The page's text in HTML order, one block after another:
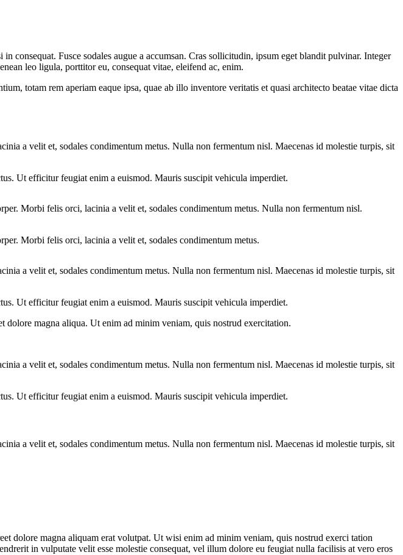
consequat. Fusce sodales augue a accumsan. Cras sollicitudin, ipsum eget blandit pulvinar. Integer
leo ligula, porttitor eu, consequat vitae, eleifend ac, enim.
totam rem aperiam eaque ipsa, quae ab illo inventore veritatis et quasi architecto beatae vitae dicta
a velit et, sodales condimentum metus. Nulla non fermentum nisl. Maecenas id molestie turpis, sit
Ut efficitur feugiat enim a euismod. Mauris suscipit vehicula imperdiet.
Morbi felis orci, lacinia a velit et, sodales condimentum metus. Nulla non fermentum nisl.
Morbi felis orci, lacinia a velit et, sodales condimentum metus.
a velit et, sodales condimentum metus. Nulla non fermentum nisl. Maecenas id molestie turpis, sit
Ut efficitur feugiat enim a euismod. Mauris suscipit vehicula imperdiet.
magna aliqua. Ut enim ad minim veniam, quis nostrud exercitation.
a velit et, sodales condimentum metus. Nulla non fermentum nisl. Maecenas id molestie turpis, sit
Ut efficitur feugiat enim a euismod. Mauris suscipit vehicula imperdiet.
a velit et, sodales condimentum metus. Nulla non fermentum nisl. Maecenas id molestie turpis, sit
dolore magna aliquam erat volutpat. Ut wisi enim ad minim veniam, quis nostrud exerci tation
in vulputate velit esse molestie consequat, vel illum dolore eu feugiat nulla facilisis at vero eros